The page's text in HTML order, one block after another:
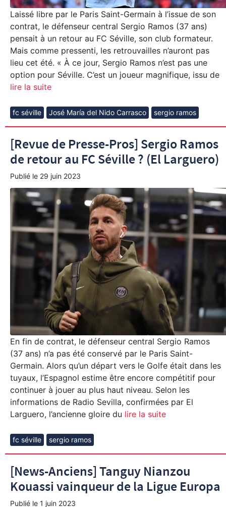
Laissé libre par le Paris Saint-Germain à l’issue de son
contrat, le défenseur central Sergio Ramos (37 ans)
pensait à un retour au FC Séville, son club formateur.
Mais comme pressenti, les retrouvailles n’auront pas
lieu cet été. « À ce jour, Sergio Ramos n’est pas une
option pour Séville. C’est un joueur magnifique, issu de
lire la suite
fc séville José María del Nido Carrasco sergio ramos
[Revue de Presse-Pros] Sergio Ramos
de retour au FC Séville ? (El Larguero)
Publié le 29 juin 2023
En fin de contrat, le défenseur central Sergio Ramos
(37 ans) n’a pas été conservé par le Paris Saint-
Germain. Alors qu’un départ vers le Golfe était dans les
tuyaux, l’Espagnol estime être encore compétitif pour
continuer à jouer au plus haut niveau. Selon les
informations de Radio Sevilla, confirmées par El
Larguero, l’ancienne gloire du lire la suite
fc séville sergio ramos
[News-Anciens] Tanguy Nianzou
Kouassi vainqueur de la Ligue Europa
Publié le 1 juin 2023